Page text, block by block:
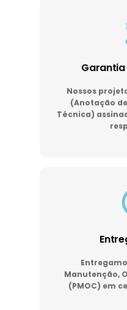
Nossos
(Anotação
Técnica)
Manutenção,
(PMOC) em